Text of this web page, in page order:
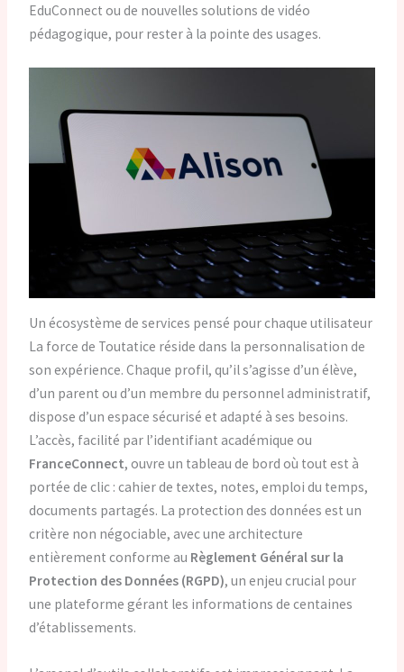
EduConnect ou de nouvelles solutions de vidéo
pédagogique, pour rester à la pointe des usages.
Un écosystème de services pensé pour chaque utilisateur
La force de Toutatice réside dans la personnalisation de
son expérience. Chaque profil, qu’il s’agisse d’un élève,
d’un parent ou d’un membre du personnel administratif,
dispose d’un espace sécurisé et adapté à ses besoins.
L’accès, facilité par l’identifiant académique ou
FranceConnect, ouvre un tableau de bord où tout est à
portée de clic : cahier de textes, notes, emploi du temps,
documents partagés. La protection des données est un
critère non négociable, avec une architecture
entièrement conforme au Règlement Général sur la
Protection des Données (RGPD), un enjeu crucial pour
une plateforme gérant les informations de centaines
d’établissements.